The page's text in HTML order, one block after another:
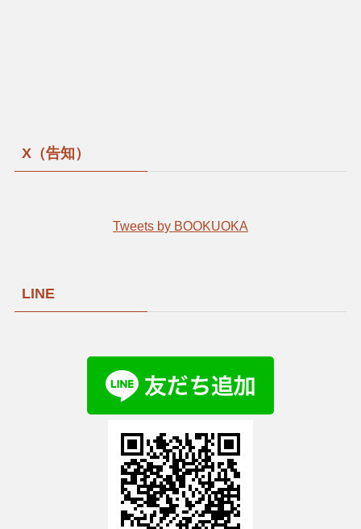
X（告知）
Tweets by BOOKUOKA
LINE